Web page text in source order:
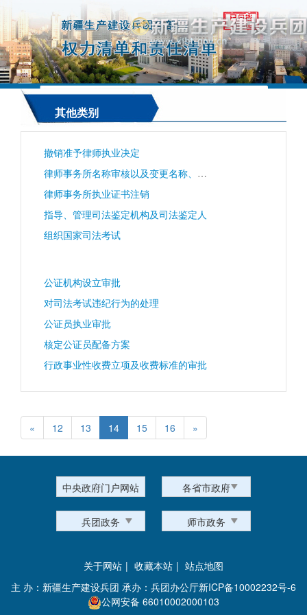
其他类别
撤销准予律师执业决定
律师事务所名称审核以及变更名称、负责人、章程、合伙协议批准
律师事务所执业证书注销
指导、管理司法鉴定机构及司法鉴定人
组织国家司法考试
公证机构设立审批
对司法考试违纪行为的处理
公证员执业审批
核定公证员配备方案
行政事业性收费立项及收费标准的审批
« 12 13 14 15 16 »
中央政府门户网站 各省市政府
兵团政务 师市政务
关于网站 | 收藏本站 | 站点地图
主 办：新疆生产建设兵团 承办：兵团办公厅新ICP备10002232号-6
公网安备 66010002000103